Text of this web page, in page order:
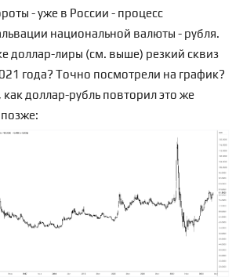
- уже в России - процесс
национальной валюты - рубля.
доллар-лиры (см. выше) резкий сквиз
года? Точно посмотрели на график?
доллар-рубль повторил это же